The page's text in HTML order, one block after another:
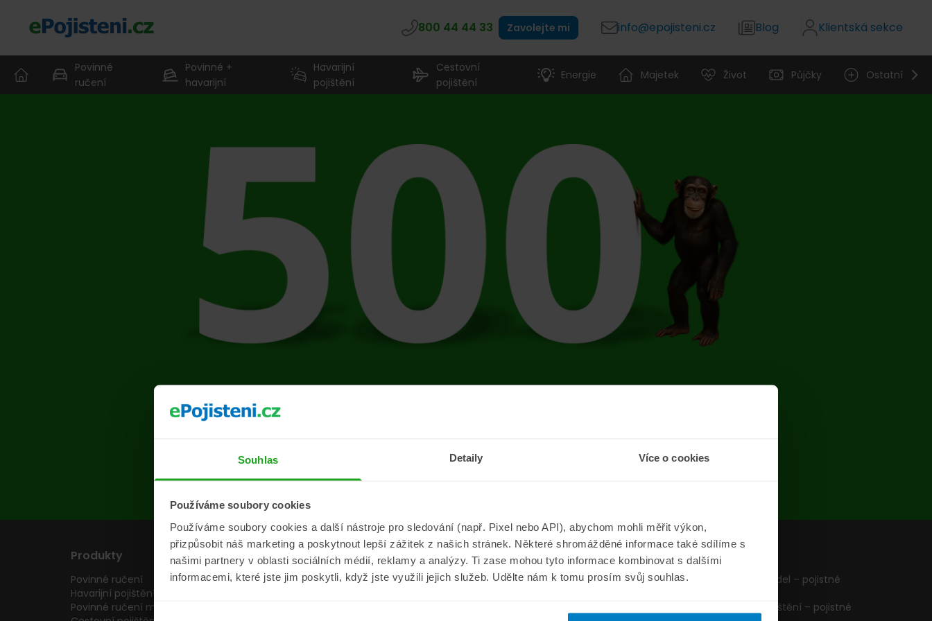
Souhlas Detaily Více o cookies
Používáme soubory cookies
Používáme soubory cookies a další nástroje pro sledování (např. Pixel nebo API), abychom mohli měřit výkon,
přizpůsobit náš marketing a poskytnout lepší zážitek z našich stránek. Některé shromážděné informace také sdílíme s
našimi partnery v oblasti sociálních médií, reklamy a analýzy. Ti zase mohou tyto informace kombinovat s dalšími
informacemi, které jste jim poskytli, když jste využili jejich služeb. Udělte nám k tomu prosím svůj souhlas.
800 44 44 33 Zavolejte mi info@epojisteni.cz Blog Klientská sekce
Povinné
ručení
Povinné +
havarijní
Havarijní
pojištění
Cestovní
pojištění
Energie Majetek Život Půjčky Ostatní
Na stránce se vyskytla chyba
Přejít na úvodní stránku
Produkty
Povinné ručení
Havarijní pojištění
Povinné ručení motocyklu
Pojišťovny
Pojišťovny
Informace
Aktuality
ePojisteni.cz
O nás
Formuláře
Pojištění vozidel – pojistné
Cestovní pojištění – pojistné